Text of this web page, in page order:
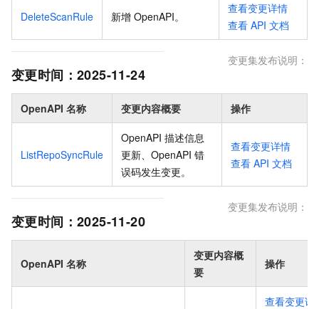
DeleteScanRule 新增 OpenAPI。
查看变更详情
查看 API 文档
变更时间： 2025-11-24
变更集发布说明：
OpenAPI 名称 变更内容概要 操作
ListRepoSyncRule
OpenAPI 描述信息
更新、OpenAPI 错
误码发生变更。
查看变更详情
查看 API 文档
变更时间： 2025-11-20
变更集发布说明：
OpenAPI 名称
变更内容概
要
操作
查看变更详